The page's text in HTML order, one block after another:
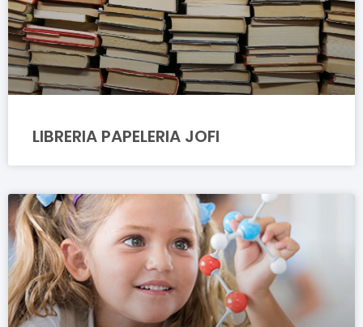
LIBRERIA PAPELERIA JOFI